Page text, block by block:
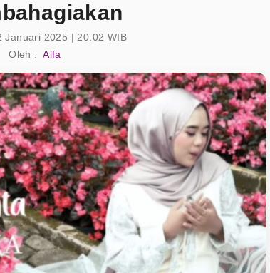
Januari 2025 | 20:02 WIB
Oleh : Alfa